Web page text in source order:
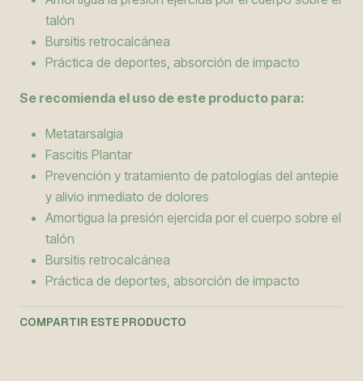
talón
Bursitis retrocalcánea
Práctica de deportes, absorción de impacto
Se recomienda el uso de este producto para:
Metatarsalgia
Fascitis Plantar
Prevención y tratamiento de patologías del antepie
y alivio inmediato de dolores
Amortigua la presión ejercida por el cuerpo sobre el
talón
Bursitis retrocalcánea
Práctica de deportes, absorción de impacto
COMPARTIR ESTE PRODUCTO